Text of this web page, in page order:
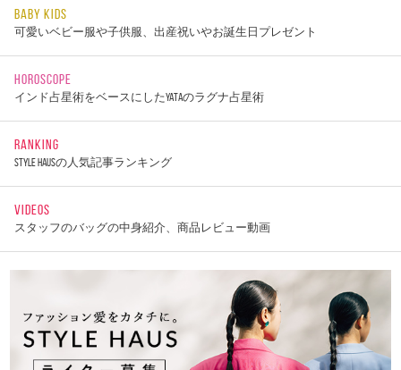
BABY KIDS
可愛いベビー服や子供服、出産祝いやお誕生日プレゼント
HOROSCOPE
インド占星術をベースにしたYATAのラグナ占星術
RANKING
STYLE HAUSの人気記事ランキング
VIDEOS
スタッフのバッグの中身紹介、商品レビュー動画